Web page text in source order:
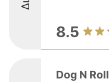
8.5
Dog N Roll